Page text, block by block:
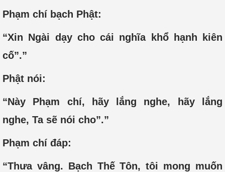
Phạm chí bạch Phật:
“Xin Ngài dạy cho cái nghĩa khổ hạnh kiên
cố”.”
Phật nói:
“Này Phạm chí, hãy lắng nghe, hãy lắng
nghe, Ta sẽ nói cho”.”
Phạm chí đáp:
“Thưa vâng. Bạch Thế Tôn, tôi mong muốn